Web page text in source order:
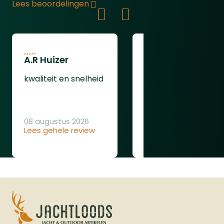
Flashloader gebruiken, die op de
schoten. Deze flashloader is compatibel
met .50 kaliber munitie, waaronder
rubberen, stalen en polymeer ballen, en
is ontworpen voor snelle en efficiënte
VESTA Shoulder Back een uitstekende
toevoeging. Deze schoudersteun kan
geschoven, waardoor u een stevigere
(22mm) onder de loop, waarop diverse
accessoires zoals lasers of lampen
Lees beoordelingen
A.R Huizer
kwaliteit en snelheid
Lees gehele review
08 augustus 2026